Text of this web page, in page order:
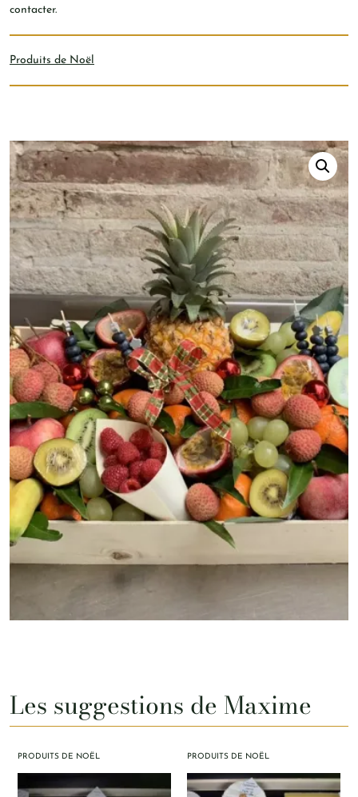
contacter.
Produits de Noël
Les suggestions de Maxime
PRODUITS DE NOËL PRODUITS DE NOËL